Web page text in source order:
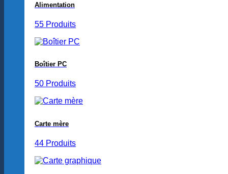
Alimentation
55 Produits
Boîtier PC
50 Produits
Carte mère
44 Produits